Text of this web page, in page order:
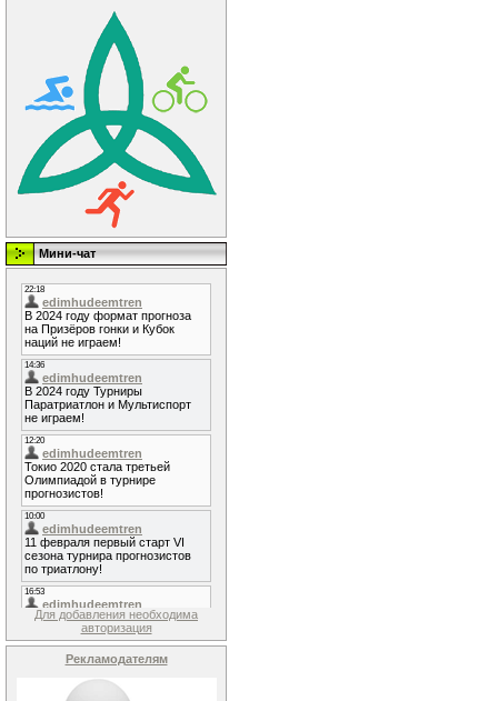
Мини-чат
Для добавления необходима
авторизация
Рекламодателям